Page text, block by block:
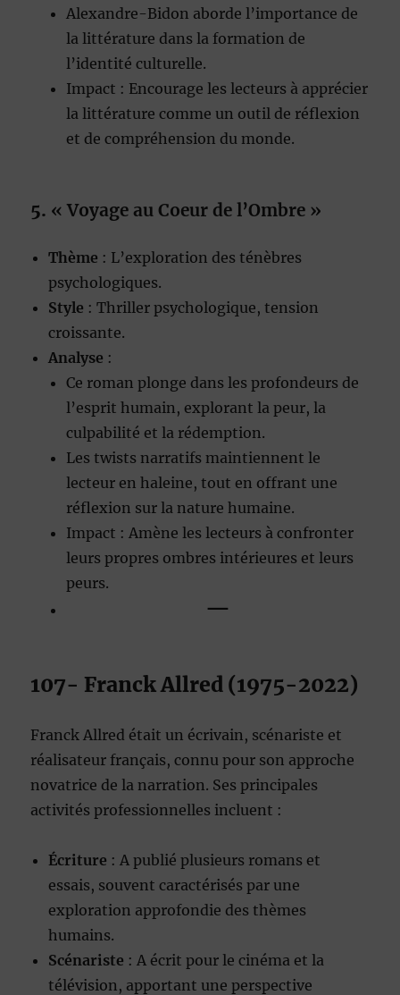
Alexandre-Bidon aborde l’importance de
la littérature dans la formation de
l’identité culturelle.
Impact : Encourage les lecteurs à apprécier
la littérature comme un outil de réflexion
et de compréhension du monde.
5. « Voyage au Coeur de l’Ombre »
Thème : L’exploration des ténèbres
psychologiques.
Style : Thriller psychologique, tension
croissante.
Analyse :
Ce roman plonge dans les profondeurs de
l’esprit humain, explorant la peur, la
culpabilité et la rédemption.
Les twists narratifs maintiennent le
lecteur en haleine, tout en offrant une
réflexion sur la nature humaine.
Impact : Amène les lecteurs à confronter
leurs propres ombres intérieures et leurs
peurs.
—
107- Franck Allred (1975-2022)
Franck Allred était un écrivain, scénariste et
réalisateur français, connu pour son approche
novatrice de la narration. Ses principales
activités professionnelles incluent :
Écriture : A publié plusieurs romans et
essais, souvent caractérisés par une
exploration approfondie des thèmes
humains.
Scénariste : A écrit pour le cinéma et la
télévision, apportant une perspective